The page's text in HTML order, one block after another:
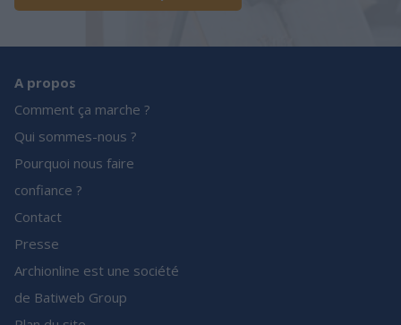
A propos
Comment ça marche ?
Qui sommes-nous ?
Pourquoi nous faire
confiance ?
Contact
Presse
Archionline est une société
de Batiweb Group